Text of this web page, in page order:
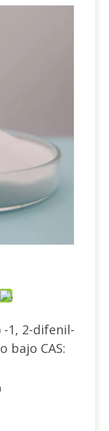
-1, 2-difenil-
bajo CAS: